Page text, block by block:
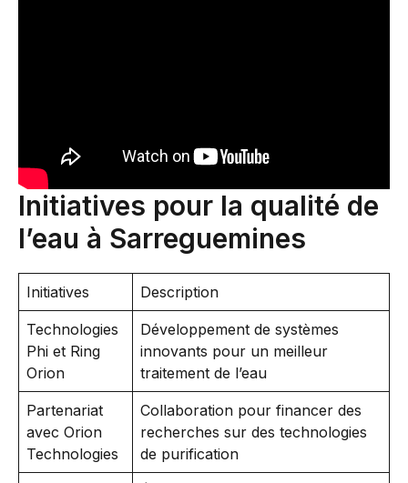
Initiatives pour la qualité de
l’eau à Sarreguemines
Initiatives Description
Technologies
Phi et Ring
Orion
Développement de systèmes
innovants pour un meilleur
traitement de l’eau
Partenariat
avec Orion
Technologies
Collaboration pour financer des
recherches sur des technologies
de purification